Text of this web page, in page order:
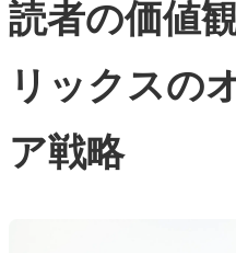
読者の価値
リックスの
ア戦略